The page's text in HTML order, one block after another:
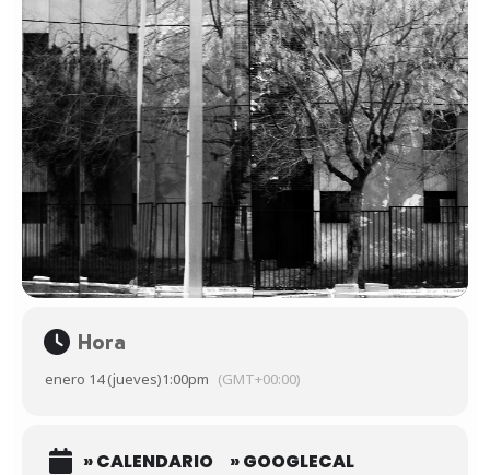
Hora
enero 14 (jueves)1:00pm (GMT+00:00)
» CALENDARIO » GOOGLECAL